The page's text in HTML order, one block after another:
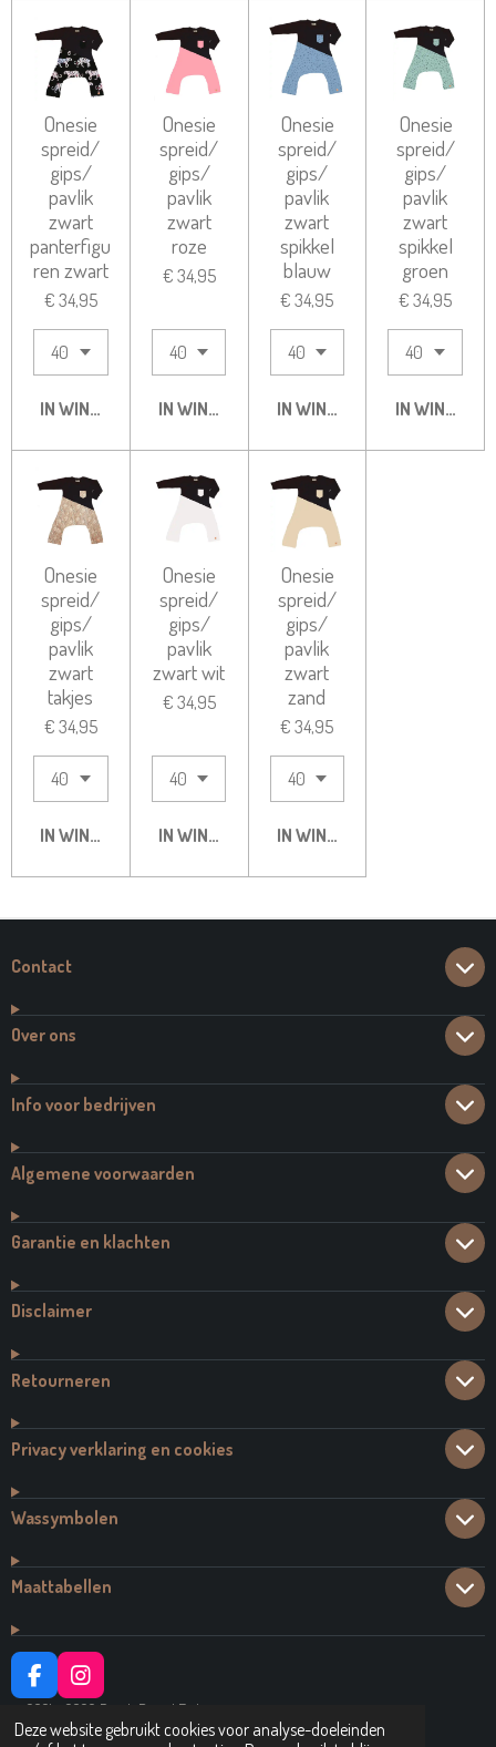
Deze website gebruikt cookies voor analyse-doeleinden
Onesie
spreid/
gips/
pavlik
zwart
panterfigu
ren zwart
€ 34,95
IN WINKELWAGEN
Onesie
spreid/
gips/
pavlik
zwart
roze
€ 34,95
IN WINKELWAGEN
Onesie
spreid/
gips/
pavlik
zwart
spikkel
blauw
€ 34,95
IN WINKELWAGEN
Onesie
spreid/
gips/
pavlik
zwart
spikkel
groen
€ 34,95
IN
Onesie
spreid/
gips/
pavlik
zwart
takjes
€ 34,95
IN WINKELWAGEN
Onesie
spreid/
gips/
pavlik
zwart wit
€ 34,95
IN WINKELWAGEN
Onesie
spreid/
gips/
pavlik
zwart
zand
€ 34,95
IN WINKELWAGEN
Contact
Over ons
Info voor bedrijven
Algemene voorwaarden
Garantie en klachten
Disclaimer
Retourneren
Privacy verklaring en cookies
Wassymbolen
Maattabellen
F
A
C
I
N
S
© 2021 - 2026 Dutch Brand Fashion
Powered byJouwWeb